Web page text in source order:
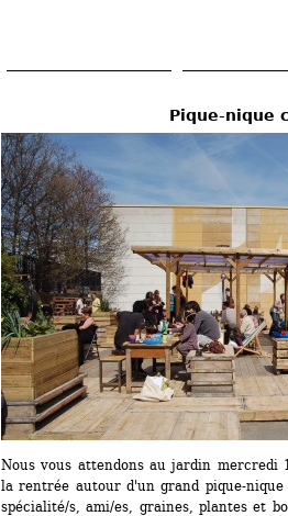
contenu
Pique-nique
Nous vous attendons au jardin mercredi
la rentrée autour d'un grand pique-
spécialité/s, ami/es, graines, plantes et